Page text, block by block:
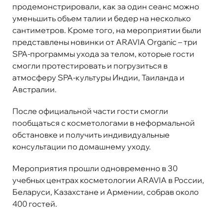
продемонстрировали, как за один сеанс можно
уменьшить объем талии и бедер на несколько
сантиметров. Кроме того, на мероприятии были
представлены новинки от ARAVIA Organic – три
SPA-программы ухода за телом, которые гости
смогли протестировать и погрузиться в
атмосферу SPA-культуры Индии, Таиланда и
Австралии.
После официальной части гости смогли
пообщаться с косметологами в неформальной
обстановке и получить индивидуальные
консультации по домашнему уходу.
Мероприятия прошли одновременно в 30
учебных центрах косметологии ARAVIA в России,
Беларуси, Казахстане и Армении, собрав около
400 гостей.